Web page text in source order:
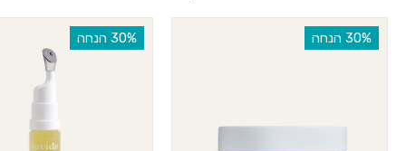
‫30% הנחה ‫30% הנחה